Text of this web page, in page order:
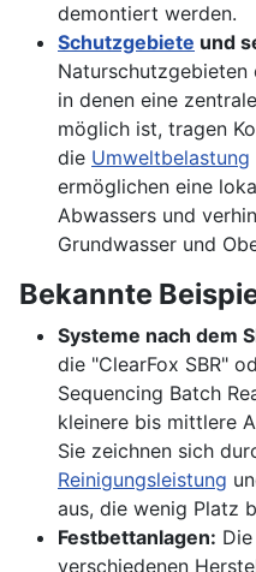
demontiert werden.
Schutzgebiete und
Naturschutzgebieten
in denen eine
möglich ist, tragen
die Umweltbelastung
ermöglichen eine
Abwassers und
Grundwasser und
Bekannte
Systeme nach dem
die "ClearFox SBR"
Sequencing Batch
kleinere bis mittlere
Sie zeichnen sich
Reinigungsleistung
aus, die wenig Platz
Festbettanlagen:
verschiedenen